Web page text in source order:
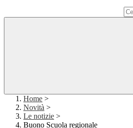
Home >
Novità >
Le notizie >
Buono Scuola regionale